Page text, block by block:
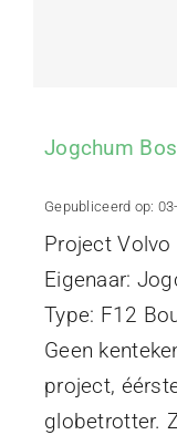
Jogchum
Gepubliceerd op:
Project
Eigenaar:
Type: F12
Geen
project,
globetrotter.